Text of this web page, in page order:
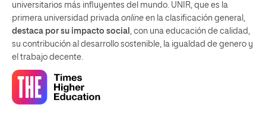
universitarios más influyentes del mundo. UNIR, que es la
primera universidad privada online en la clasificación general,
destaca por su impacto social
, con una educación de calidad,
su contribución al desarrollo sostenible, la igualdad de genero y
el trabajo decente.